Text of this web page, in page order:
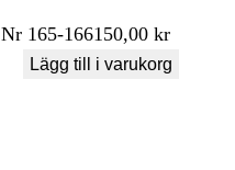
Nr 165-166150,00kr
Lägg till i varukorg